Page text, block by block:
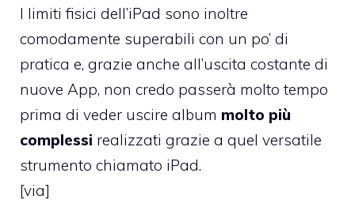
I limiti fisici dell’iPad sono inoltre
comodamente superabili con un po’ di
pratica e, grazie anche all’uscita costante di
nuove App, non credo passerà molto tempo
prima di veder uscire album molto più
complessi realizzati grazie a quel versatile
strumento chiamato iPad.
[via]